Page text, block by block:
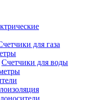
для газа
Счетчики для воды